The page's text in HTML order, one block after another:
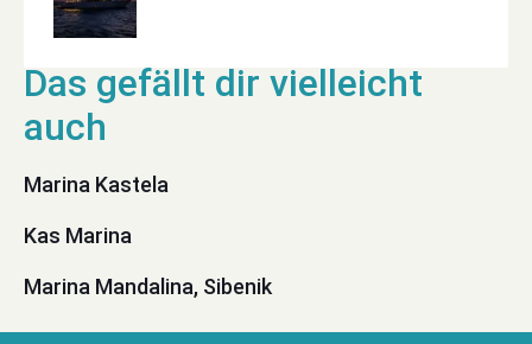
Marina Kastela
Kas Marina
Marina Mandalina, Sibenik